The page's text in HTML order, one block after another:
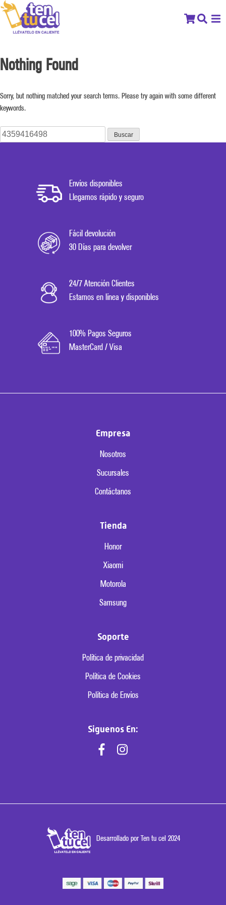
Nothing Found
Sorry, but nothing matched your search terms. Please try again with some different
keywords.
Buscar:
Envíos disponibles
Llegamos rápido y seguro
Fácil devolución
30 Días para devolver
24/7 Atención Clientes
Estamos en línea y disponibles
100% Pagos Seguros
MasterCard / Visa
Empresa
Nosotros
Sucursales
Contáctanos
Tienda
Honor
Xiaomi
Motorola
Samsung
Soporte
Política de privacidad
Política de Cookies
Política de Envíos
Siguenos En:
Desarrollado por Ten tu cel 2024